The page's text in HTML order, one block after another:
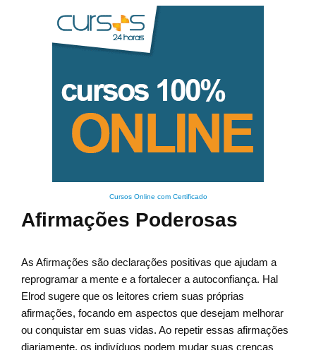
Cursos Online com Certificado
Afirmações Poderosas
As Afirmações são declarações positivas que ajudam a
reprogramar a mente e a fortalecer a autoconfiança. Hal
Elrod sugere que os leitores criem suas próprias
afirmações, focando em aspectos que desejam melhorar
ou conquistar em suas vidas. Ao repetir essas afirmações
diariamente, os indivíduos podem mudar suas crenças